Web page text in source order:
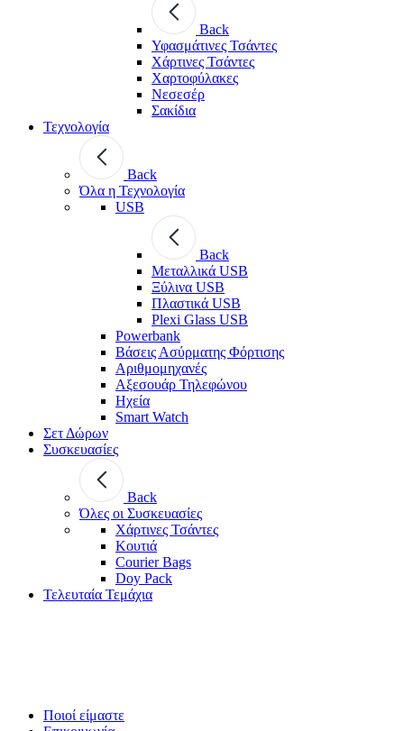
Back
Υφασμάτινες Τσάντες
Χάρτινες Τσάντες
Χαρτοφύλακες
Νεσεσέρ
Σακίδια
Τεχνολογία
Back
Όλα η Τεχνολογία
USB
Back
Μεταλλικά USB
Ξύλινα USB
Πλαστικά USB
Plexi Glass USB
Powerbank
Βάσεις Ασύρματης Φόρτισης
Αριθμομηχανές
Αξεσουάρ Τηλεφώνου
Ηχεία
Smart Watch
Σετ Δώρων
Συσκευασίες
Back
Όλες οι Συσκευασίες
Χάρτινες Τσάντες
Κουτιά
Courier Bags
Doy Pack
Τελευταία Τεμάχια
Ποιοί είμαστε